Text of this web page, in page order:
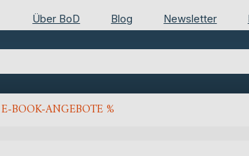
Über BoD Blog Newsletter
E-BOOK-ANGEBOTE %